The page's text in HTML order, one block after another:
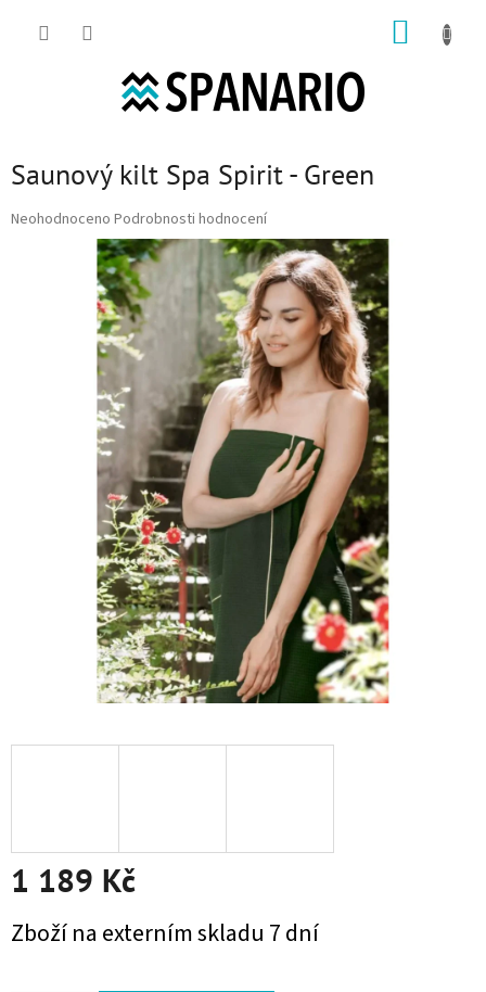
Saunový kilt Spa Spirit - Green
Průměrné hodnocení produktu je 0,0 z 5 hvězdiček.
Neohodnoceno Podrobnosti hodnocení
1 189 Kč
Zboží na externím skladu 7 dní